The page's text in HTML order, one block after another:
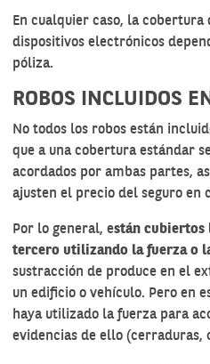
En cualquier caso, la cobertura
dispositivos electrónicos
póliza.
ROBOS INCLUIDOS
No todos los robos están
que a una cobertura estándar
acordados por ambas partes,
ajusten el precio del seguro en
Por lo general, están cubiertos
tercero utilizando la fuerza o
sustracción de produce en el
un edificio o vehículo. Pero en
haya utilizado la fuerza para
evidencias de ello (cerraduras,